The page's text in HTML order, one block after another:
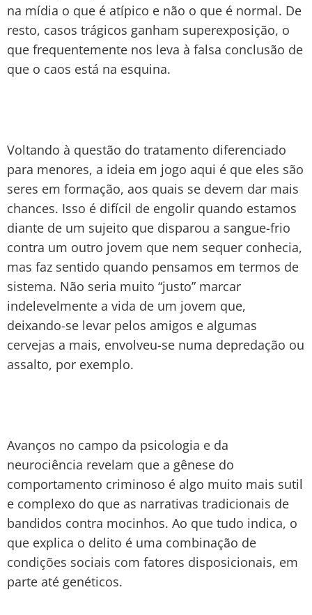
na mídia o que é atípico e não o que é normal. De
resto, casos trágicos ganham superexposição, o
que frequentemente nos leva à falsa conclusão de
que o caos está na esquina.
Voltando à questão do tratamento diferenciado
para menores, a ideia em jogo aqui é que eles são
seres em formação, aos quais se devem dar mais
chances. Isso é difícil de engolir quando estamos
diante de um sujeito que disparou a sangue-frio
contra um outro jovem que nem sequer conhecia,
mas faz sentido quando pensamos em termos de
sistema. Não seria muito “justo” marcar
indelevelmente a vida de um jovem que,
deixando-se levar pelos amigos e algumas
cervejas a mais, envolveu-se numa depredação ou
assalto, por exemplo.
Avanços no campo da psicologia e da
neurociência revelam que a gênese do
comportamento criminoso é algo muito mais sutil
e complexo do que as narrativas tradicionais de
bandidos contra mocinhos. Ao que tudo indica, o
que explica o delito é uma combinação de
condições sociais com fatores disposicionais, em
parte até genéticos.